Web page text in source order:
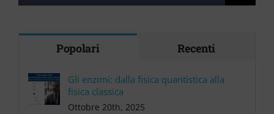
Popolari Recenti
Gli enzimi: dalla fisica quantistica alla
fisica classica
Ottobre 20th, 2025